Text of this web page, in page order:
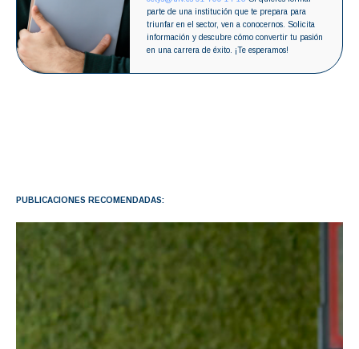
parte de una institución que te prepara para
triunfar en el sector, ven a conocernos. Solicita
información y descubre cómo convertir tu pasión
en una carrera de éxito. ¡Te esperamos!
PUBLICACIONES RECOMENDADAS: